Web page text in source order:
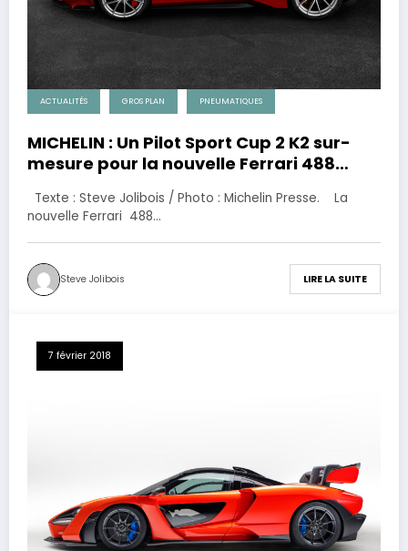
ACTUALITÉS GROS PLAN PNEUMATIQUES
MICHELIN : Un Pilot Sport Cup 2 K2 sur-
mesure pour la nouvelle Ferrari 488
Texte : Steve Jolibois / Photo : Michelin Presse. La
nouvelle Ferrari 488…
Steve Jolibois LIRE LA SUITE
7 février 2018